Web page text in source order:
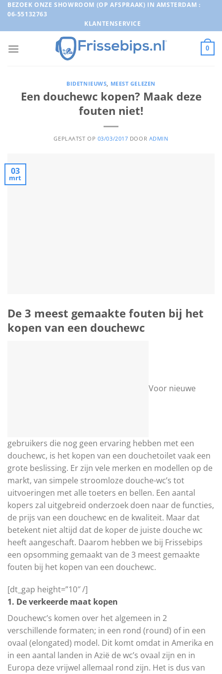
Ga
naar
inhoud
BEZOEK ONZE SHOWROOM (OP AFSPRAAK) IN AMSTERDAM :
06-55132763
KLANTENSERVICE
0
BIDETNIEUWS, MEEST GELEZEN
Een douchewc kopen? Maak deze
fouten niet!
GEPLAATST OP 03/03/2017 DOOR ADMIN
03
mrt
De 3 meest gemaakte fouten bij het
kopen van een douchewc
Voor nieuwe
gebruikers die nog geen ervaring hebben met een
douchewc, is het kopen van een douchetoilet vaak een
grote beslissing. Er zijn vele merken en modellen op de
markt, van simpele stroomloze douche-wc’s tot
uitvoeringen met alle toeters en bellen. Een aantal
kopers zal uitgebreid onderzoek doen naar de functies,
de prijs van een douchewc en de kwaliteit. Maar dat
betekent niet altijd dat de koper de juiste douche wc
heeft aangeschaft. Daarom hebben we bij Frissebips
een opsomming gemaakt van de 3 meest gemaakte
fouten bij het kopen van een douchewc.
[dt_gap height=”10″ /]
1. De verkeerde maat kopen
Douchewc’s komen over het algemeen in 2
verschillende formaten; in een rond (round) of in een
ovaal (elongated) model. Dit komt omdat in Amerika en
in een aantal landen in Azië de wc’s ovaal zijn en in
Europa deze vrijwel allemaal rond zijn. Het is dus van